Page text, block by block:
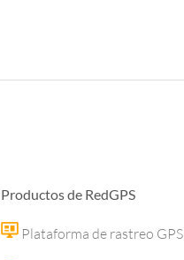
Productos de RedGPS
Plataforma de rastreo GPS